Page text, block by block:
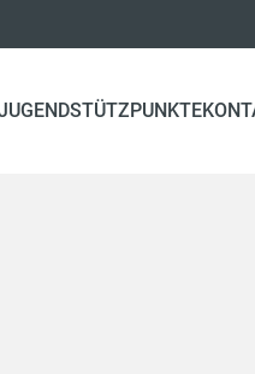
STÜTZPUNKTE